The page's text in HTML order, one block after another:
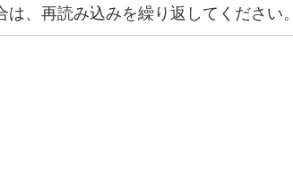
は、再読み込みを繰り返してください。